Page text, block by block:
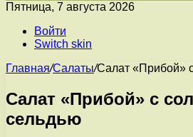
Пятница, 7 августа 2026
Войти
Switch skin
Главная/Салаты/Салат «Прибой»
Салат «Прибой» с
сельдью